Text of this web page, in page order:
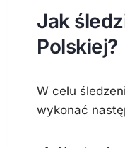
Jak
Polskiej?
W celu
wykonać